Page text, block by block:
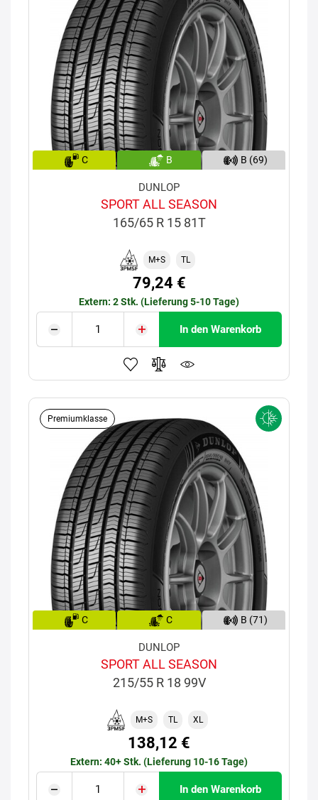
C B B (69)
DUNLOP
SPORT ALL SEASON
165/65 R 15 81T
M+S TL
79,24 €
Extern: 2 Stk. (Lieferung 5-10 Tage)
In den Warenkorb
Premiumklasse
C C B (71)
DUNLOP
SPORT ALL SEASON
215/55 R 18 99V
M+S TL XL
138,12 €
Extern: 40+ Stk. (Lieferung 10-16 Tage)
In den Warenkorb